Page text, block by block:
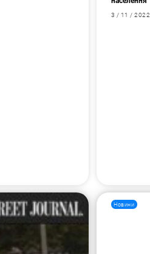
3 / 11 / 2022
Новини